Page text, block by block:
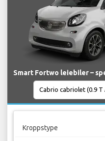
Smart Fortwo leiebiler –
Kroppstype